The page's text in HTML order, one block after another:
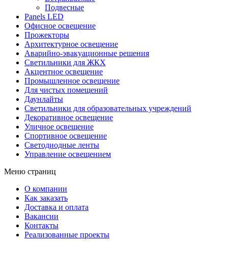
Подвесные
Panels LED
Офисное освещение
Прожекторы
Архитектурное освещение
Аварийно-эвакуационные решения
Светильники для ЖКХ
Акцентное освещение
Промышленное освещение
Для чистых помещений
Даунлайты
Светильники для образовательных учреждений
Декоративное освещение
Уличное освещение
Спортивное освещение
Светодиодные ленты
Управление освещением
Меню страниц
О компании
Как заказать
Доставка и оплата
Вакансии
Контакты
Реализованные проекты